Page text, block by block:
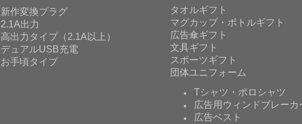
新作変換プラグ
2.1A出力
高出力タイプ（2.1A以上）
デュアルUSB充電
お手頃タイプ
タオルギフト
マグカップ・ボトルギフト
広告傘ギフト
文具ギフト
スポーツギフト
団体ユニフォーム
Tシャツ・ポロシャツ
広告用ウィンドブレーカ
広告ベスト